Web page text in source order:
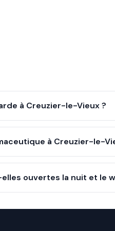
à Creuzier-le-Vieux ?
à Creuzier-le-
ouvertes la nuit et le